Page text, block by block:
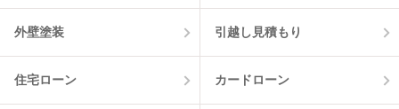
外壁塗装 引越し見積もり
住宅ローン カードローン